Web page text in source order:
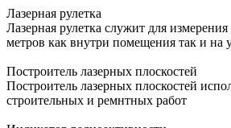
Лазерная рулетка
Лазерная рулетка служит для
метров как внутри помещения так и на
Построитель лазерных плоскостей
Построитель лазерных плоскостей
строительных и ремнтных работ